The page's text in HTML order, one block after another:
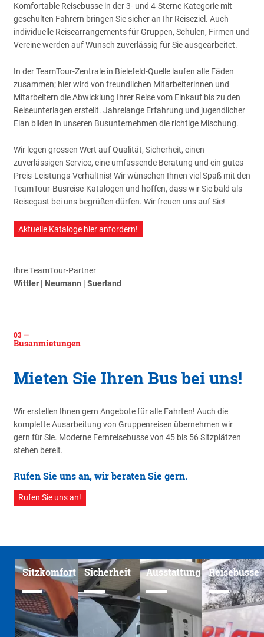
Komfortable Reisebusse in der 3- und 4-Sterne Kategorie mit
geschulten Fahrern bringen Sie sicher an Ihr Reiseziel. Auch
individuelle Reisearrangements für Gruppen, Schulen, Firmen und
Vereine werden auf Wunsch zuverlässig für Sie ausgearbeitet.
In der TeamTour-Zentrale in Bielefeld-Quelle laufen alle Fäden
zusammen; hier wird von freundlichen Mitarbeiterinnen und
Mitarbeitern die Abwicklung Ihrer Reise vom Einkauf bis zu den
Reiseunterlagen erstellt. Jahrelange Erfahrung und jugendlicher
Elan bilden in unseren Busunternehmen die richtige Mischung.
Wir legen grossen Wert auf Qualität, Sicherheit, einen
zuverlässigen Service, eine umfassende Beratung und ein gutes
Preis-Leistungs-Verhältnis! Wir wünschen Ihnen viel Spaß mit den
TeamTour-Busreise-Katalogen und hoffen, dass wir Sie bald als
Reisegast bei uns begrüßen dürfen. Wir freuen uns auf Sie!
Aktuelle Kataloge hier anfordern!
Ihre TeamTour-Partner
Wittler | Neumann | Suerland
Busanmietungen
Mieten Sie Ihren Bus bei uns!
Wir erstellen Ihnen gern Angebote für alle Fahrten! Auch die
komplette Ausarbeitung von Gruppenreisen übernehmen wir
gern für Sie. Moderne Fernreisebusse von 45 bis 56 Sitzplätzen
stehen bereit.
Rufen Sie uns an, wir beraten Sie gern.
Rufen Sie uns an!
Sitzkomfort Sicherheit Ausstattung Reisebusse